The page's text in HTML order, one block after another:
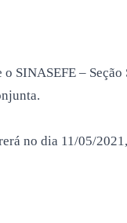
SINASEFE –
no dia 11/05/